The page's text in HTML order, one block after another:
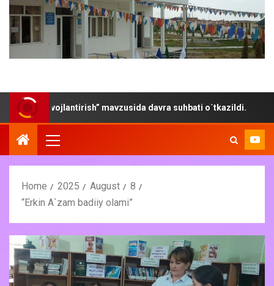
rivojlantirish” mavzusida davra suhbati o`tkazildi.
Home 2025 August
8
“Erkin A`zam badiiy olami”